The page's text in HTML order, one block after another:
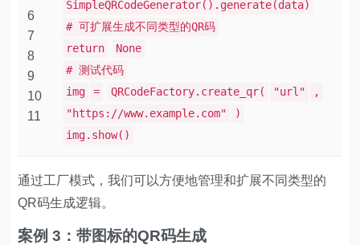
6
7
8
9
10
11
SimpleQRCodeGenerator().generate(data)
# 可扩展生成不同类型的QR码
return
None
# 测试代码
img
= QRCodeFactory.create_qr( "url"
,
"https://www.example.com"
)
img.show()
通过工厂模式，我们可以方便地管理和扩展不同类型的
QR码生成逻辑。
案例 3：带图标的QR码生成